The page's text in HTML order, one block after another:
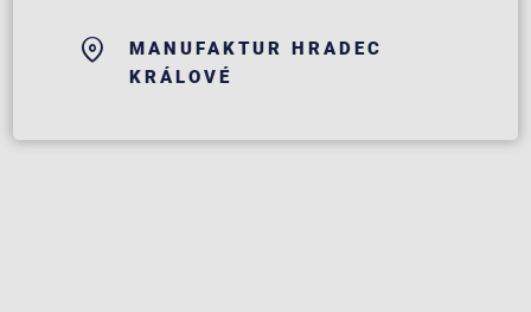
MANUFAKTUR HRADEC
KRÁLOVÉ